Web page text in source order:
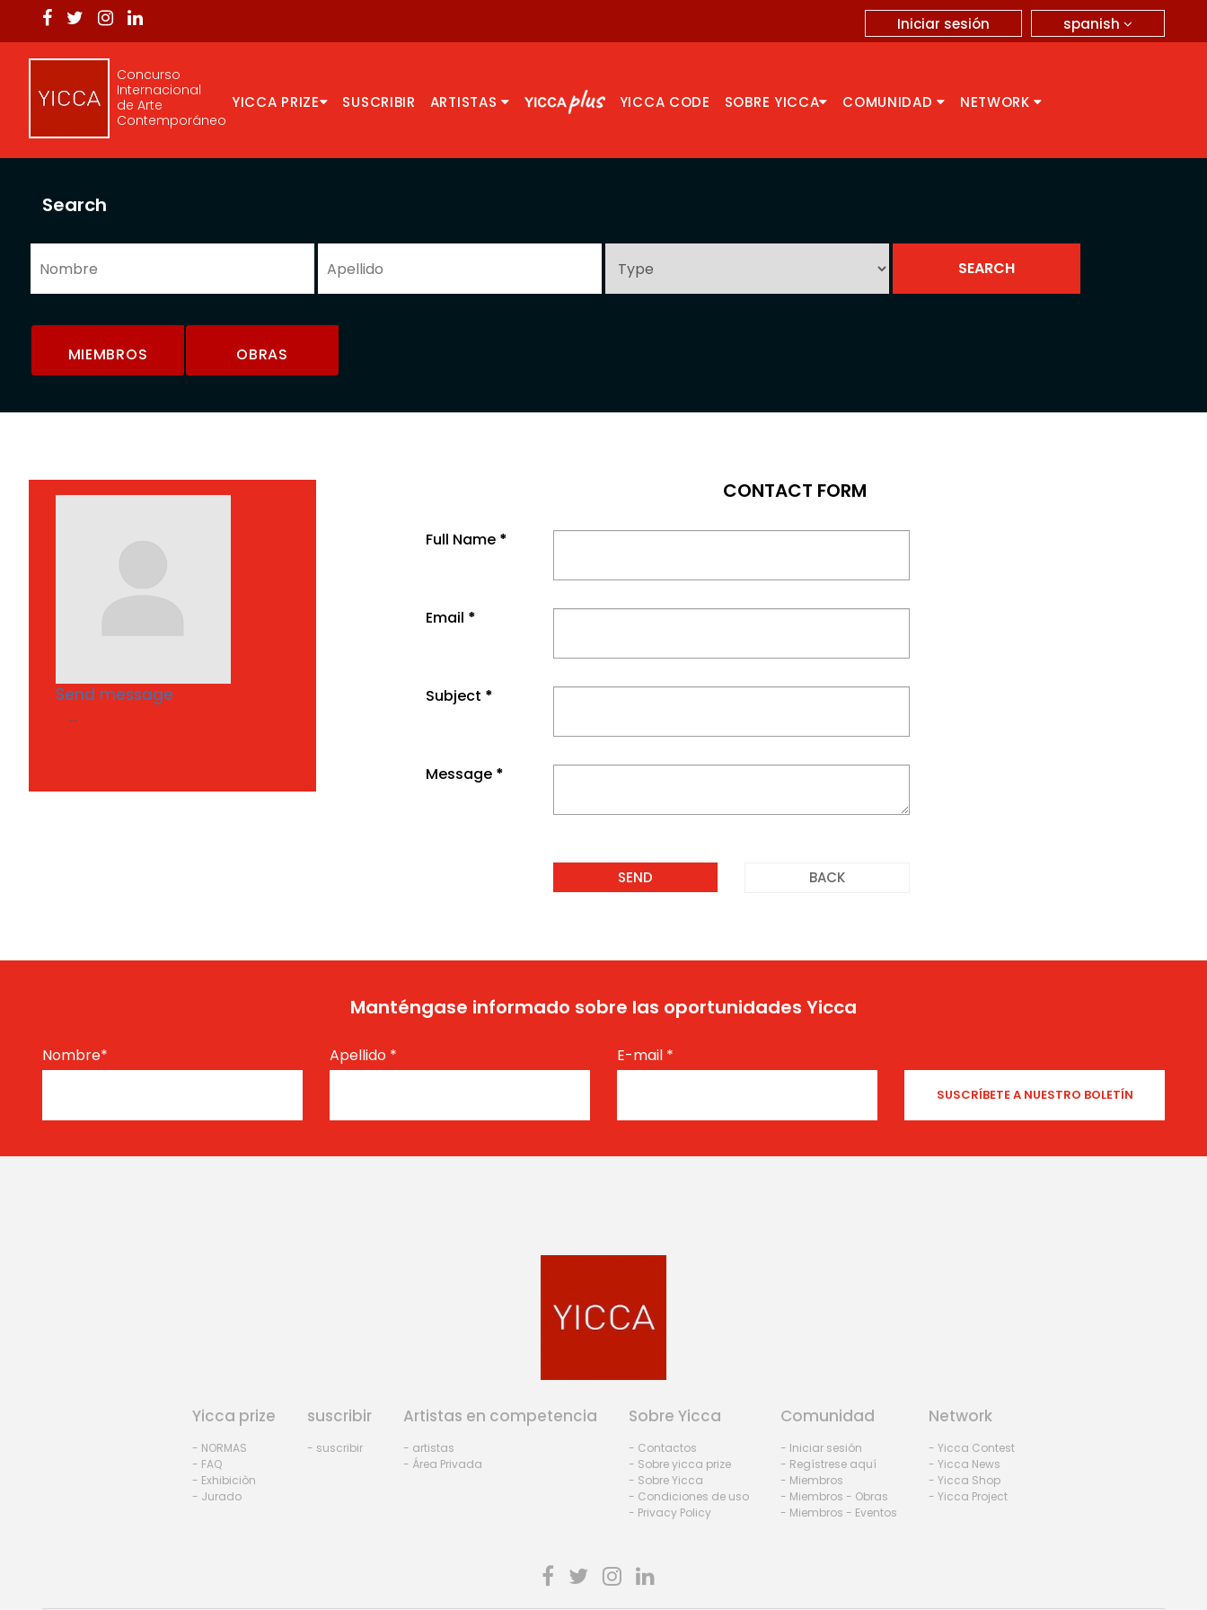
spanish
Iniciar sesión
Concurso
Internacional
de Arte
Contemporáneo
YICCA PRIZE SUSCRIBIR ARTISTAS YICCA CODE SOBRE YICCA COMUNIDAD NETWORK
Search
MIEMBROS OBRAS
Send message
...
CONTACT FORM
Full Name *
Email *
Subject *
Message *
BACK
Manténgase informado sobre las oportunidades Yicca
Nombre* Apellido * E-mail *
Yicca prize
- NORMAS
- FAQ
- Exhibiciòn
- Jurado
suscribir
- suscribir
Artistas en competencia
- artistas
- Área Privada
Sobre Yicca
- Contactos
- Sobre yicca prize
- Sobre Yicca
- Condiciones de uso
- Privacy Policy
Comunidad
- Iniciar sesión
- Regístrese aquí
- Miembros
- Miembros - Obras
- Miembros - Eventos
Network
- Yicca Contest
- Yicca News
- Yicca Shop
- Yicca Project